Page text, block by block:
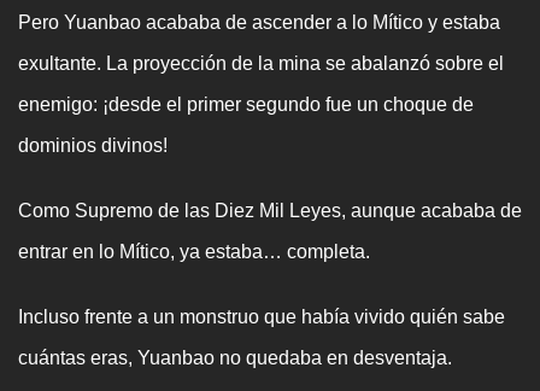
Pero Yuanbao acababa de ascender a lo Mítico y estaba
exultante. La proyección de la mina se abalanzó sobre el
enemigo: ¡desde el primer segundo fue un choque de
dominios divinos!
Como Supremo de las Diez Mil Leyes, aunque acababa de
entrar en lo Mítico, ya estaba… completa.
Incluso frente a un monstruo que había vivido quién sabe
cuántas eras, Yuanbao no quedaba en desventaja.